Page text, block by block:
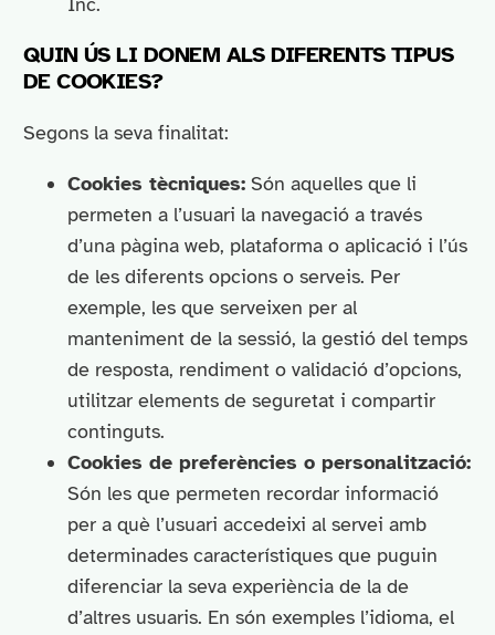
QUIN ÚS LI DONEM ALS DIFERENTS TIPUS
DE COOKIES?
Segons la seva finalitat:
Cookies tècniques:Són aquelles que li
permeten a l’usuari la navegació a través
d’una pàgina web, plataforma o aplicació i l’ús
de les diferents opcions o serveis. Per
exemple, les que serveixen per al
manteniment de la sessió, la gestió del temps
de resposta, rendiment o validació d’opcions,
utilitzar elements de seguretat i compartir
continguts.
Cookies de preferències o personalització:
Són les que permeten recordar informació
per a què l’usuari accedeixi al servei amb
determinades característiques que puguin
diferenciar la seva experiència de la de
d’altres usuaris. En són exemples l’idioma, el